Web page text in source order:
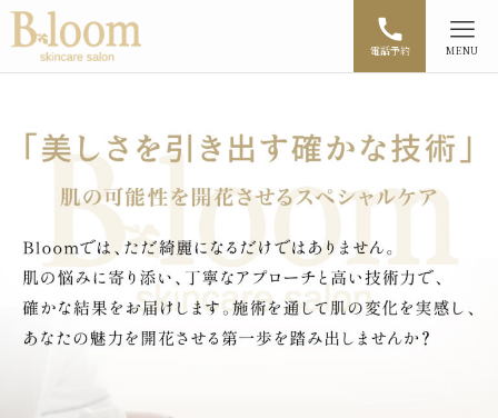
電話予約 MENU